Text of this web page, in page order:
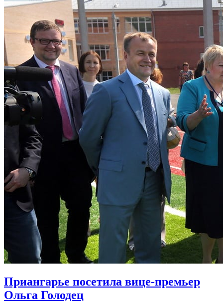
Приангарье посетила вице-премьер
Ольга Голодец